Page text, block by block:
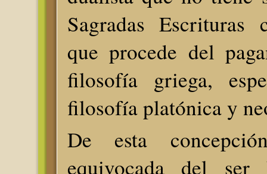
Sagradas Escrituras
que procede del
filosofía griega,
filosofía platónica y
De esta
equivocada del ser